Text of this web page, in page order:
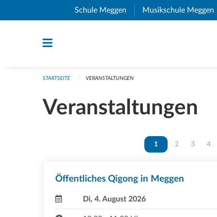
Navigation überspringen
Schule Meggen (External Link)
Musikschule Meggen
STARTSEITE VERANSTALTUNGEN
Veranstaltungen
Vous êtes sur la page
1 Vous êtes sur
2 Vous
3 4
Öffentliches Qigong in Meggen
Di, 4. August 2026